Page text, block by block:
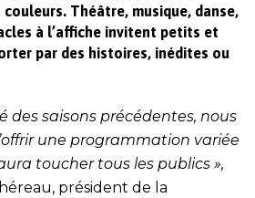
Théâtre, musique, danse,
à l’affiche invitent petits et
par des histoires, inédites ou
des saisons précédentes, nous
une programmation variée
toucher tous les publics »,
président de la